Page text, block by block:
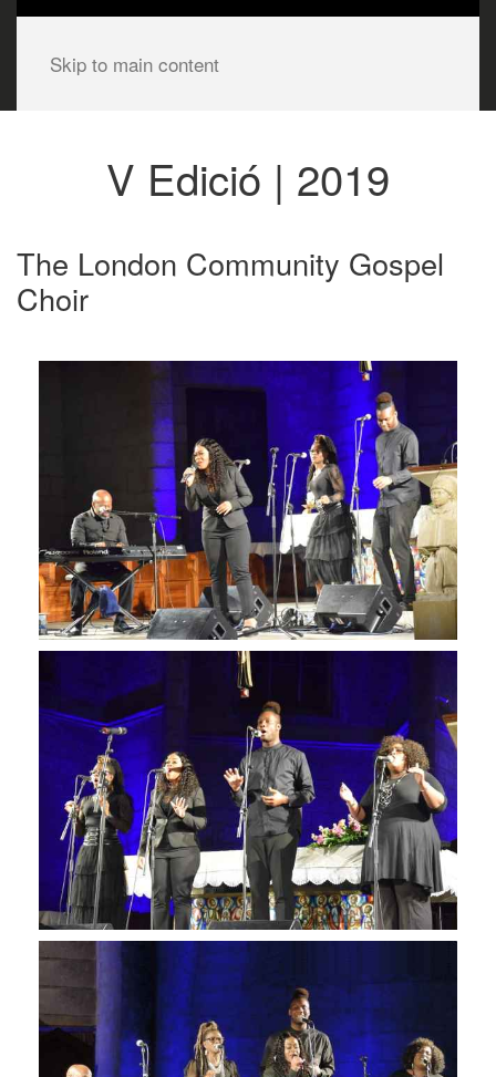
Skip to main content
V Edició | 2019
The London Community Gospel
Choir